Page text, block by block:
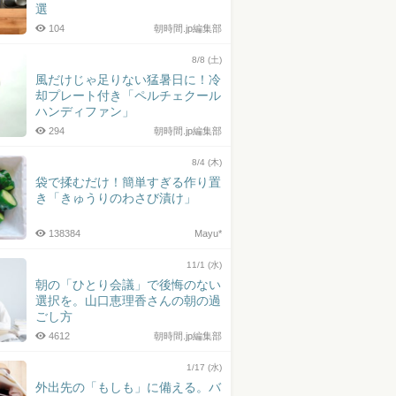
選
朝時間.jp編集部
104
8/8 (土)
風だけじゃ足りない猛暑日に！冷
却プレート付き「ペルチェクール
ハンディファン」
朝時間.jp編集部
294
8/4 (木)
袋で揉むだけ！簡単すぎる作り置
き「きゅうりのわさび漬け」
Mayu*
138384
11/1 (水)
朝の「ひとり会議」で後悔のない
選択を。山口恵理香さんの朝の過
ごし方
朝時間.jp編集部
4612
1/17 (水)
外出先の「もしも」に備える。バ